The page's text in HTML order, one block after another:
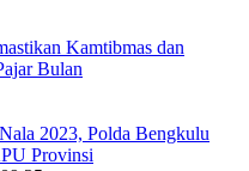
Kamtibmas dan
Bulan
2023, Polda Bengkulu
Provinsi